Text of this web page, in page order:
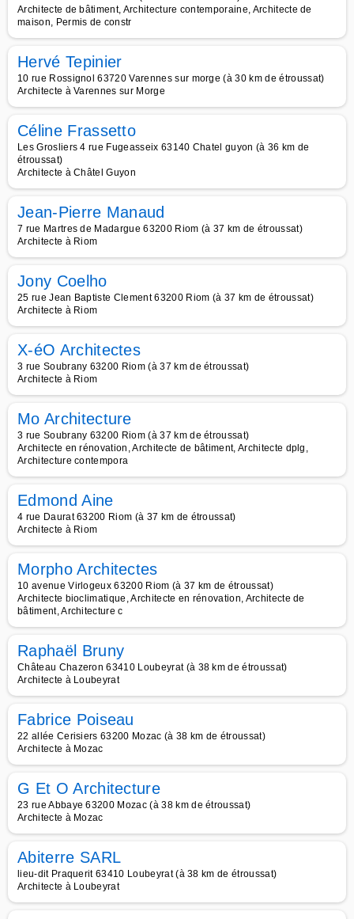
Architecte de bâtiment, Architecture contemporaine, Architecte de
maison, Permis de constr
Hervé Tepinier
10 rue Rossignol 63720 Varennes sur morge (à 30 km de étroussat)
Architecte à Varennes sur Morge
Céline Frassetto
Les Grosliers 4 rue Fugeasseix 63140 Chatel guyon (à 36 km de
étroussat)
Architecte à Châtel Guyon
Jean-Pierre Manaud
7 rue Martres de Madargue 63200 Riom (à 37 km de étroussat)
Architecte à Riom
Jony Coelho
25 rue Jean Baptiste Clement 63200 Riom (à 37 km de étroussat)
Architecte à Riom
X-éO Architectes
3 rue Soubrany 63200 Riom (à 37 km de étroussat)
Architecte à Riom
Mo Architecture
3 rue Soubrany 63200 Riom (à 37 km de étroussat)
Architecte en rénovation, Architecte de bâtiment, Architecte dplg,
Architecture contempora
Edmond Aine
4 rue Daurat 63200 Riom (à 37 km de étroussat)
Architecte à Riom
Morpho Architectes
10 avenue Virlogeux 63200 Riom (à 37 km de étroussat)
Architecte bioclimatique, Architecte en rénovation, Architecte de
bâtiment, Architecture c
Raphaël Bruny
Château Chazeron 63410 Loubeyrat (à 38 km de étroussat)
Architecte à Loubeyrat
Fabrice Poiseau
22 allée Cerisiers 63200 Mozac (à 38 km de étroussat)
Architecte à Mozac
G Et O Architecture
23 rue Abbaye 63200 Mozac (à 38 km de étroussat)
Architecte à Mozac
Abiterre SARL
lieu-dit Praquerit 63410 Loubeyrat (à 38 km de étroussat)
Architecte à Loubeyrat